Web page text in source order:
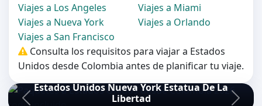
Viajes a Los Angeles
Viajes a Miami
Viajes a Nueva York
Viajes a Orlando
Viajes a San Francisco
Consulta los requisitos para viajar a Estados
Unidos desde Colombia antes de planificar tu viaje.
Estados Unidos Nueva York Estatua De La
Libertad